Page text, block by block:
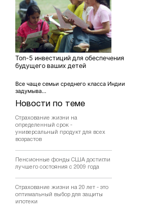
Новости по теме
Страхование жизни на
определенный срок -
универсальный продукт для всех
возрастов
Пенсионные фонды США достигли
лучшего состояния с 2009 года
Страхование жизни на 20 лет - это
оптимальный выбор для защиты
ипотеки
Топ-5 инвестиций для обеспечения
будущего ваших детей
Все чаще семьи среднего класса Индии
задумыва...